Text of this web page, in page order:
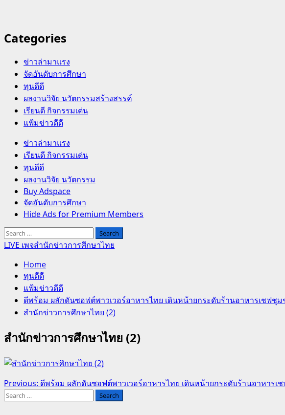
Categories
ข่าวล่ามาแรง
จัดอันดับการศึกษา
ทุนดีดี
ผลงานวิจัย นวัตกรรมสร้างสรรค์
เรียนดี กิจกรรมเด่น
แฟ้มข่าวดีดี
Primary
Menu
ข่าวล่ามาแรง
เรียนดี กิจกรรมเด่น
ทุนดีดี
ผลงานวิจัย นวัตกรรม
Buy Adspace
จัดอันดับการศึกษา
Hide Ads for Premium Members
Search
for:
LIVE เพจสำนักข่าวการศึกษาไทย
Home
ทุนดีดี
แฟ้มข่าวดีดี
ดีพร้อม ผลักดันซอฟต์พาวเวอร์อาหารไทย เดินหน้ายกระดับร้านอาหารเชฟ
สำนักข่าวการศึกษาไทย (2)
สำนักข่าวการศึกษาไทย (2)
Post
navigation
Previous: ดีพร้อม ผลักดันซอฟต์พาวเวอร์อาหารไทย เดินหน้ายกระดับร้านอาหาร
Search
for: